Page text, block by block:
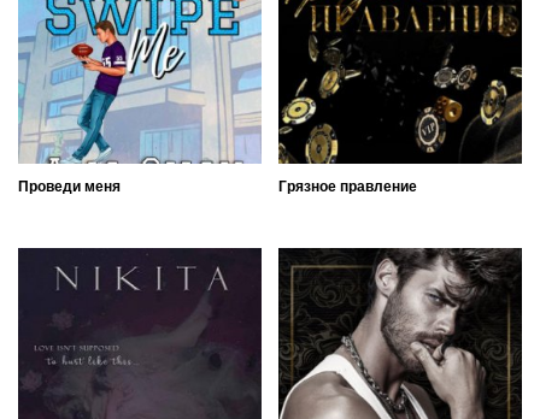
Проведи меня Грязное правление